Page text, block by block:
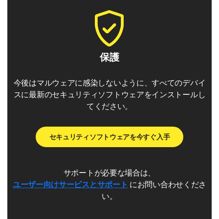
ノートンには、フィッシング詐欺を検出するためのツール
が付属しています。フィッシング詐欺とは、安全そうに見
せかけたリンクを使用してユーザーを有害なサイトへと誘
導し、個人データやログイン資格情報を収集する不正行為
のことです。Web サイト、電子メール、広告にフィッシン
ファーミング
ノートンは、無害なサイトから有害なサイトへとユーザー
をリダイレクトするファーミング攻撃を検出します。ファ
ーミングはフィッシング詐欺に似た攻撃です。
ブラウザハイジャッカー
ノートンは、ブラウザ設定の変更や Web トラフィックの
保護
今後はマルウェアに感染しないように、すべてのデバイ
スに最新のセキュリティソフトウェアをインストールし
てください。
セキュリティソフトウェアを今すぐ入手
サポートが必要な場合は、
ユーザー向けサービスとサポート にお問い合わせくださ
い。